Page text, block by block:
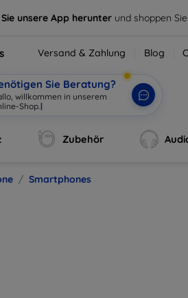
unsere App herunter und shoppen
Versand & Zahlung Blog
Sie Beratung?
wi|
Zubehör
Smartphones